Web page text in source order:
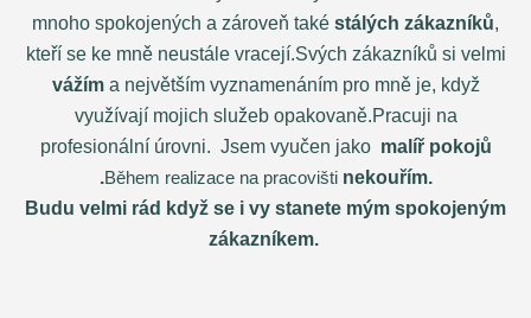
mnoho spokojených a zároveň také stálých zákazníků,
kteří se ke mně neustále vracejí.Svých zákazníků si velmi
vážíma největším vyznamenáním pro mně je, když
využívají mojich služeb opakovaně.Pracuji na
profesionální úrovni. Jsem vyučen jako malíř pokojů
.Během realizace na pracovišti nekouřím.
Budu velmi rád když se i vy stanete mým spokojeným
zákazníkem.